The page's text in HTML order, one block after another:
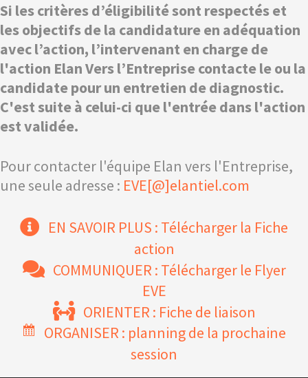
Si les critères d’éligibilité sont respectés et
les objectifs de la candidature en adéquation
avec l’action, l’intervenant en charge de
l'action Elan Vers l’Entreprise contacte le ou la
candidate pour un entretien de diagnostic.
C'est suite à celui-ci que l'entrée dans l'action
est validée.
Pour contacter l'équipe Elan vers l'Entreprise,
une seule adresse : EVE[@]elantiel.com
EN SAVOIR PLUS : Télécharger la Fiche
action
COMMUNIQUER : Télécharger le Flyer
EVE
ORIENTER : Fiche de liaison
ORGANISER : planning de la prochaine
session